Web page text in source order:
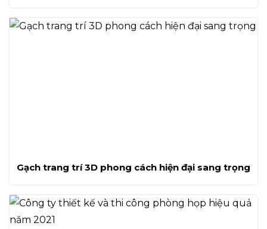
Gạch trang trí 3D phong cách hiện đại sang trọng